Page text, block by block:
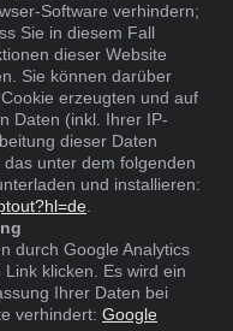
Software verhindern;
Sie in diesem Fall
dieser Website
Sie können darüber
erzeugten und auf
Daten (inkl. Ihrer IP-
dieser Daten
unter dem folgenden
und installieren:
durch Google Analytics
klicken. Es wird ein
Ihrer Daten bei
verhindert: Google